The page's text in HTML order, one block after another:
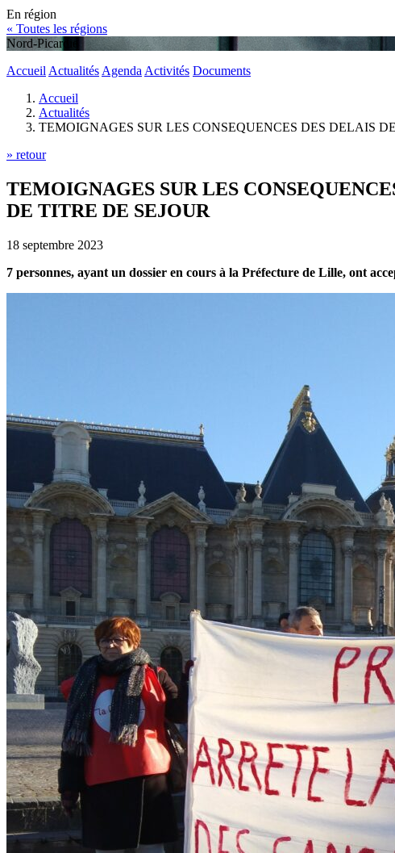
En région
« Toutes les régions
Nord-Picardie
Accueil Actualités Agenda Activités Documents
Accueil
Actualités
TEMOIGNAGES SUR LES CONSEQUENCES DES DELAIS
» retour
TEMOIGNAGES SUR LES
DE TITRE DE SEJOUR
18 septembre 2023
7 personnes, ayant un dossier en cours à la Préfecture de Lille, ont